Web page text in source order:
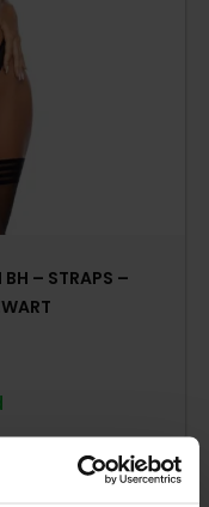
– STRAPS –